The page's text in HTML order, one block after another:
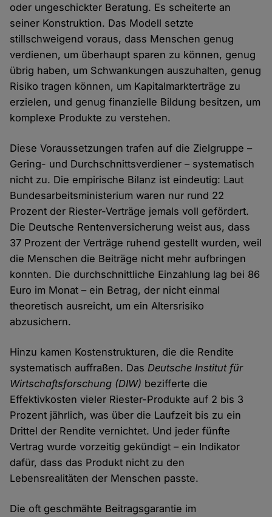
oder ungeschickter Beratung. Es scheiterte an
seiner Konstruktion. Das Modell setzte
stillschweigend voraus, dass Menschen genug
verdienen, um überhaupt sparen zu können, genug
übrig haben, um Schwankungen auszuhalten, genug
Risiko tragen können, um Kapitalmarkterträge zu
erzielen, und genug finanzielle Bildung besitzen, um
komplexe Produkte zu verstehen.
Diese Voraussetzungen trafen auf die Zielgruppe –
Gering- und Durchschnittsverdiener – systematisch
nicht zu. Die empirische Bilanz ist eindeutig: Laut
Bundesarbeitsministerium waren nur rund 22
Prozent der Riester-Verträge jemals voll gefördert.
Die Deutsche Rentenversicherung weist aus, dass
37 Prozent der Verträge ruhend gestellt wurden, weil
die Menschen die Beiträge nicht mehr aufbringen
konnten. Die durchschnittliche Einzahlung lag bei 86
Euro im Monat – ein Betrag, der nicht einmal
theoretisch ausreicht, um ein Altersrisiko
abzusichern.
Hinzu kamen Kostenstrukturen, die die Rendite
systematisch auffraßen. Das Deutsche Institut für
Wirtschaftsforschung (DIW) bezifferte die
Effektivkosten vieler Riester-Produkte auf 2 bis 3
Prozent jährlich, was über die Laufzeit bis zu ein
Drittel der Rendite vernichtet. Und jeder fünfte
Vertrag wurde vorzeitig gekündigt – ein Indikator
dafür, dass das Produkt nicht zu den
Lebensrealitäten der Menschen passte.
Die oft geschmähte Beitragsgarantie im